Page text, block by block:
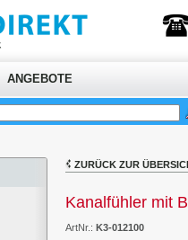
ANGEBOTE
ZURÜCK ZUR
Kanalfühler mit
ArtNr.: K3-012100